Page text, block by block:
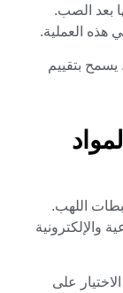
بعد الصب.
العملية.
يسمح بتقييم
اللهب.
والإلكترونية
على